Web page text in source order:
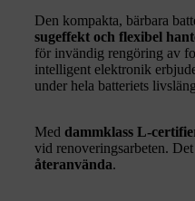
Den kompakta, bärbara
sugeffekt och flexibel
för invändig rengöring av
intelligent elektronik
under hela batteriets
Med dammklass L-
vid renoveringsarbeten.
återanvända.